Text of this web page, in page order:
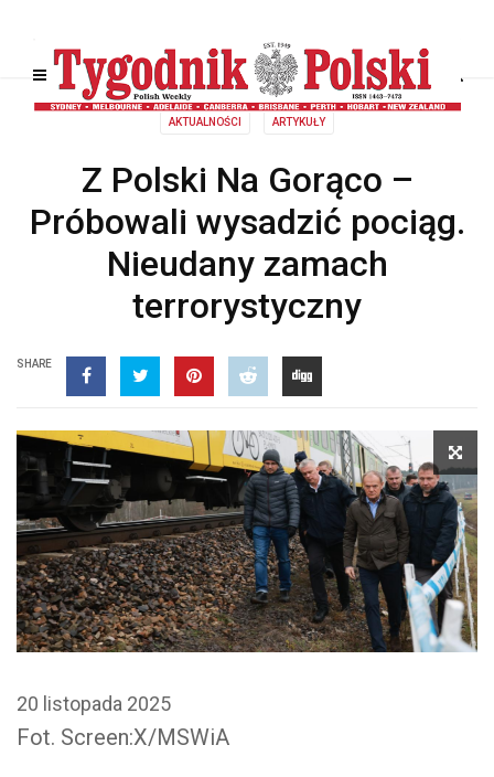
AKTUALNOŚCI ARTYKUŁY
Z Polski Na Gorąco –
Próbowali wysadzić pociąg.
Nieudany zamach
terrorystyczny
SHARE
20 listopada 2025
Fot. Screen:X/MSWiA